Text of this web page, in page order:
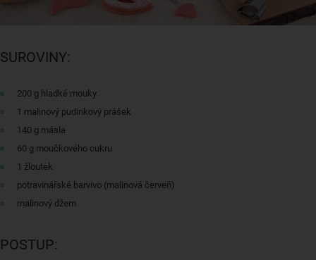
SUROVINY:
200 g hladké mouky
1 malinový pudinkový prášek
140 g másla
60 g moučkového cukru
1 žloutek
potravinářské barvivo (malinová červeň)
malinový džem
POSTUP: